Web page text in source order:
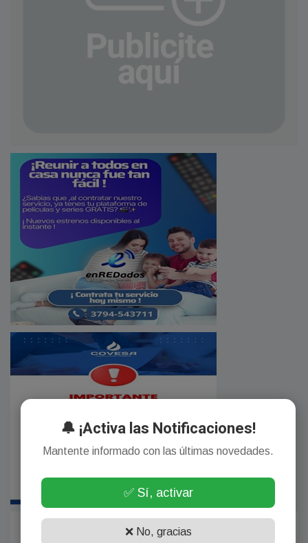
🔔 ¡Activa las Notificaciones!
Mantente informado con las últimas novedades.
✅ Sí, activar
❌ No, gracias